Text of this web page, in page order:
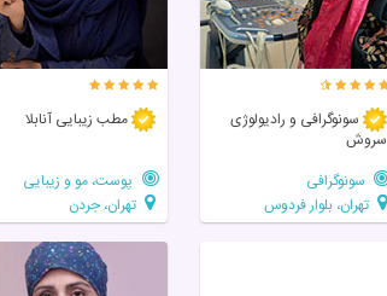
سونوگرافی و رادیولوژی
سروش
سونوگرافی
تهران، بلوار فردوس
مطب زیبایی آنابلا
پوست، مو و زیبایی
تهران، جردن